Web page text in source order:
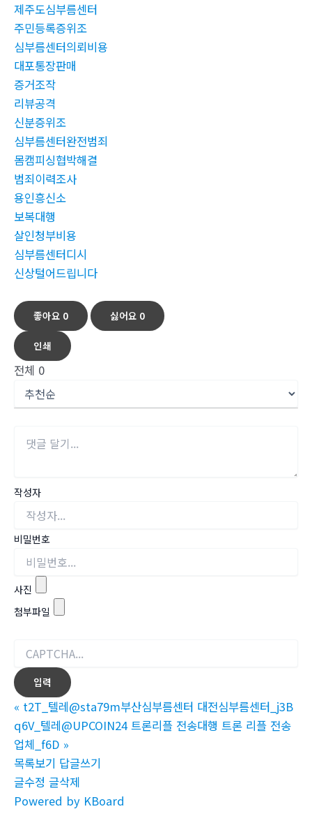
제주도심부름센터
주민등록증위조
심부름센터의뢰비용
대포통장판매
증거조작
리뷰공격
신분증위조
심부름센터완전범죄
몸캠피싱협박해결
범죄이력조사
용인흥신소
보복대행
살인청부비용
심부름센터디시
신상털어드립니다
좋아요 0 싫어요 0
인쇄
전체 0
작성자
비밀번호
사진
첨부파일
« t2T_텔레@sta79m부산심부름센터 대전심부름센터_j3B
q6V_텔레@UPCOIN24 트론리플 전송대행 트론 리플 전송
업체_f6D »
목록보기 답글쓰기
글수정 글삭제
Powered by KBoard